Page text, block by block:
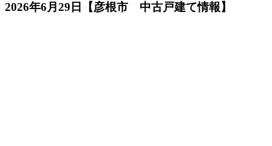
2026年6月29日 【彦根市 中古戸建て情報】